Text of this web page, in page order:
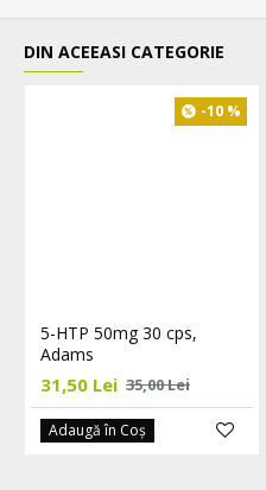
DIN ACEEASI CATEGORIE
-10 %
5-HTP 50mg 30 cps,
Adams
31,50 Lei 35,00 Lei
Adaugă în Coş